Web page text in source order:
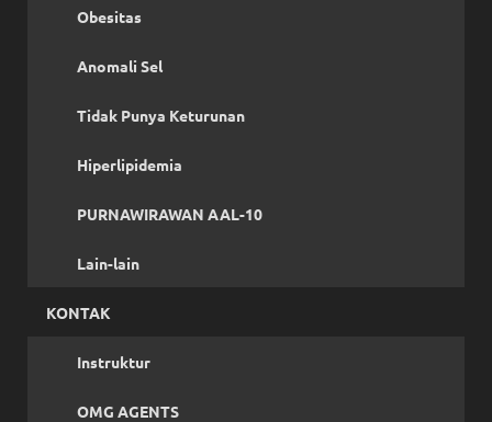
Obesitas
Anomali Sel
Tidak Punya Keturunan
Hiperlipidemia
PURNAWIRAWAN AAL-10
Lain-lain
KONTAK
Instruktur
OMG AGENTS